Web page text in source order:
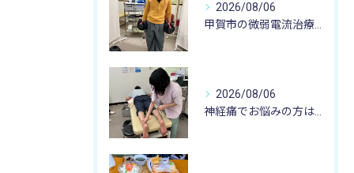
2026/08/06
甲賀市の微弱電流治療なら寺庄整骨院へ🚴🏻‍♂️
2026/08/06
神経痛でお悩みの方は寺庄整骨院へ💁🏻‍♂️🍀